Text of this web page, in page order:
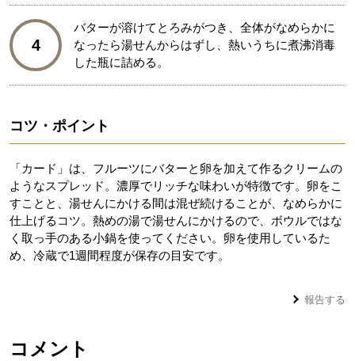
4
バターが溶けてとろみがつき、全体がなめらかに
なったら湯せんからはずし、熱いうちに煮沸消毒
した瓶に詰める。
コツ・ポイント
「カード」は、フルーツにバターと卵を加えて作るクリームの
ようなスプレッド。濃厚でリッチな味わいが特徴です。卵をこ
すことと、湯せんにかける間は混ぜ続けることが、なめらかに
仕上げるコツ。熱めの湯で湯せんにかけるので、ボウルではな
く取っ手のある小鍋を使ってください。卵を使用しているた
め、冷蔵で1週間程度が保存の目安です。
報告する
コメント